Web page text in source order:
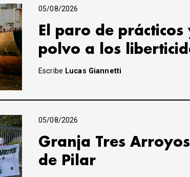
05/08/2026
El paro de
polvo a los
Escribe Lucas Giannetti
05/08/2026
Granja Tres
de Pilar